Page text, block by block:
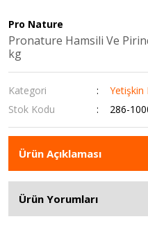
Pro Nature
Pronature Hamsili Ve
kg
Kategori
Yetişkin
Stok Kodu
286-
Ürün Açıklaması
Ürün Yorumları